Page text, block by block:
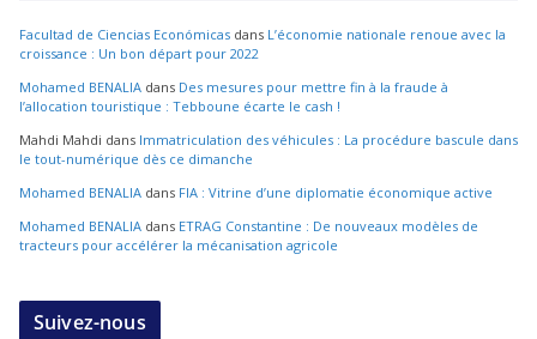
Facultad de Ciencias Económicas dans L’économie nationale renoue avec la
croissance : Un bon départ pour 2022
Mohamed BENALIA dans Des mesures pour mettre fin à la fraude à
l’allocation touristique : Tebboune écarte le cash !
Mahdi Mahdi dans Immatriculation des véhicules : La procédure bascule dans
le tout-numérique dès ce dimanche
Mohamed BENALIA dans FIA : Vitrine d’une diplomatie économique active
Mohamed BENALIA dans ETRAG Constantine : De nouveaux modèles de
tracteurs pour accélérer la mécanisation agricole
Suivez-nous